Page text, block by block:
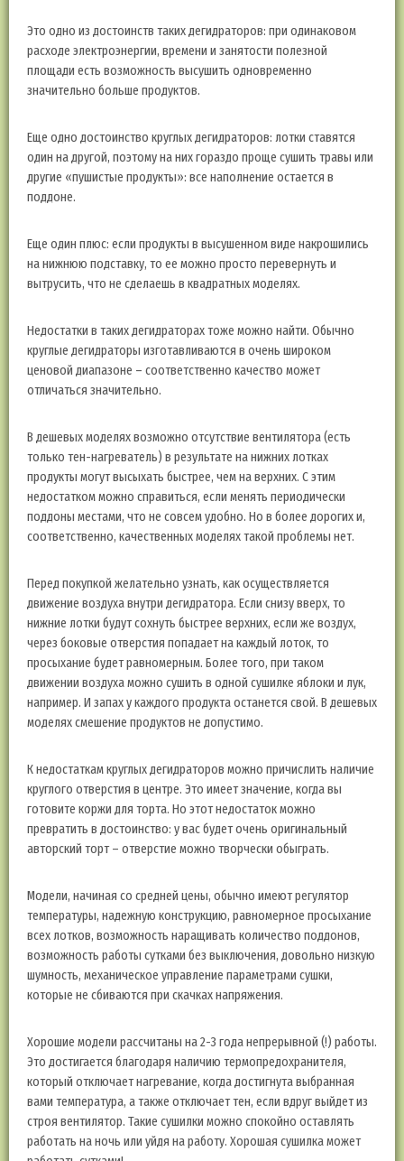
Это одно из достоинств таких дегидраторов: при одинаковом
расходе электроэнергии, времени и занятости полезной
площади есть возможность высушить одновременно
значительно больше продуктов.
Еще одно достоинство круглых дегидраторов: лотки ставятся
один на другой, поэтому на них гораздо проще сушить травы или
другие «пушистые продукты»: все наполнение остается в
поддоне.
Еще один плюс: если продукты в высушенном виде накрошились
на нижнюю подставку, то ее можно просто перевернуть и
вытрусить, что не сделаешь в квадратных моделях.
Недостатки в таких дегидраторах тоже можно найти. Обычно
круглые дегидраторы изготавливаются в очень широком
ценовой диапазоне – соответственно качество может
отличаться значительно.
В дешевых моделях возможно отсутствие вентилятора (есть
только тен-нагреватель) в результате на нижних лотках
продукты могут высыхать быстрее, чем на верхних. С этим
недостатком можно справиться, если менять периодически
поддоны местами, что не совсем удобно. Но в более дорогих и,
соответственно, качественных моделях такой проблемы нет.
Перед покупкой желательно узнать, как осуществляется
движение воздуха внутри дегидратора. Если снизу вверх, то
нижние лотки будут сохнуть быстрее верхних, если же воздух,
через боковые отверстия попадает на каждый лоток, то
просыхание будет равномерным. Более того, при таком
движении воздуха можно сушить в одной сушилке яблоки и лук,
например. И запах у каждого продукта останется свой. В дешевых
моделях смешение продуктов не допустимо.
К недостаткам круглых дегидраторов можно причислить наличие
круглого отверстия в центре. Это имеет значение, когда вы
готовите коржи для торта. Но этот недостаток можно
превратить в достоинство: у вас будет очень оригинальный
авторский торт – отверстие можно творчески обыграть.
Модели, начиная со средней цены, обычно имеют регулятор
температуры, надежную конструкцию, равномерное просыхание
всех лотков, возможность наращивать количество поддонов,
возможность работы сутками без выключения, довольно низкую
шумность, механическое управление параметрами сушки,
которые не сбиваются при скачках напряжения.
Хорошие модели рассчитаны на 2-3 года непрерывной (!) работы.
Это достигается благодаря наличию термопредохранителя,
который отключает нагревание, когда достигнута выбранная
вами температура, а также отключает тен, если вдруг выйдет из
строя вентилятор. Такие сушилки можно спокойно оставлять
работать на ночь или уйдя на работу. Хорошая сушилка может